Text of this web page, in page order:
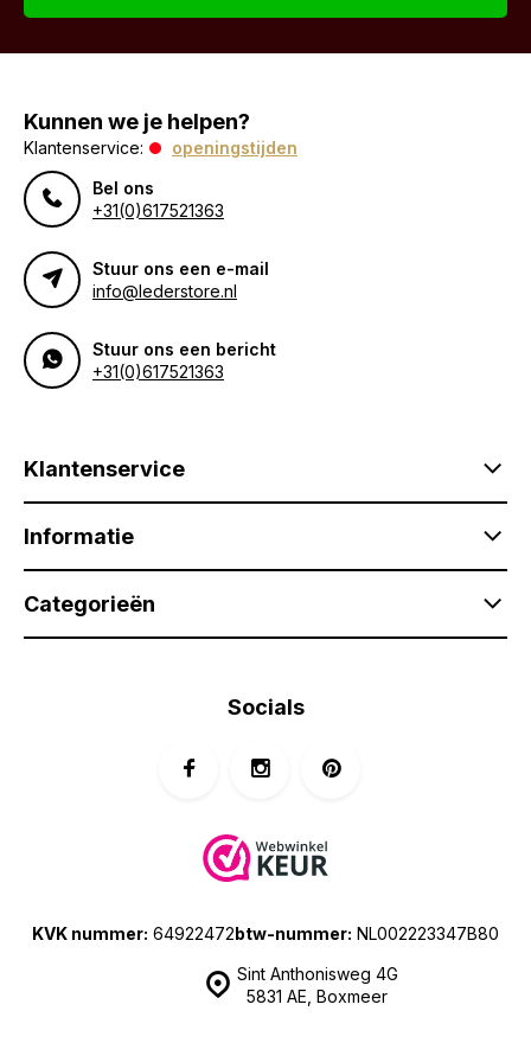
Kunnen we je helpen?
Klantenservice:
openingstijden
Bel ons
+31(0)617521363
Stuur ons een e-mail
info@lederstore.nl
Stuur ons een bericht
+31(0)617521363
Klantenservice
Informatie
Categorieën
Sint Anthonisweg 4G
5831 AE, Boxmeer
KVK nummer: 64922472btw-nummer: NL002223347B80
Socials